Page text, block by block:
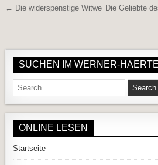
Beitragsnavigation
Die Geliebte
← Die widerspenstige Witwe
SUCHEN IM WERNER-
Search for:
ONLINE LESEN
Startseite